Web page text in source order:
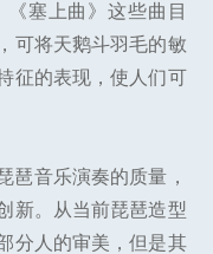
塞上曲》这些曲目
可将天鹅斗羽毛的敏
征的表现，使人们可
琶音乐演奏的质量，
新。从当前琵琶造型
分人的审美，但是其